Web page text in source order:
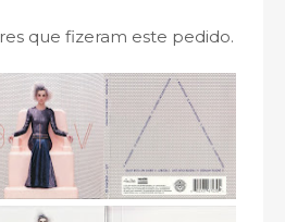
que fizeram este pedido.